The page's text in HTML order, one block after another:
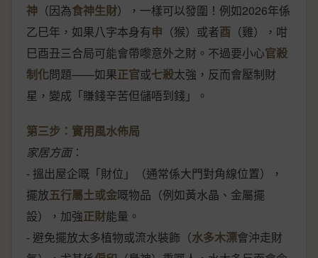
神 （因為食神生財），一樣可以發圍！例如2026年係
乙巳年，如果八字本身有申 （猴）或者酉 （雞），咁
巳酉丑三合局可能會帶嚟意外之財。不過要小心官殺
制化問題——如果正官或七殺太強，反而會壓制財
星，變成「賺錢辛苦但儲唔到錢」。
第三步：實用風水佈局
家居方面：
- 搵出屋企嘅「財位」（通常係大門對角線位置），
擺放五行屬土或金嘅物品（例如黃水晶、金屬擺
設），加強正財能量。
- 避免擺放太多植物或流水裝飾（水多木漂會沖走財